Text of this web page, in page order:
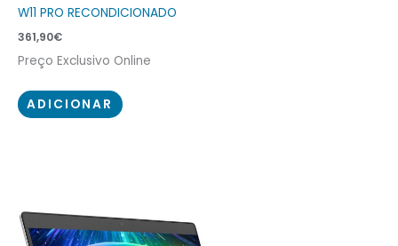
W11 PRO RECONDICIONADO
361,90€
Preço Exclusivo Online
ADICIONAR